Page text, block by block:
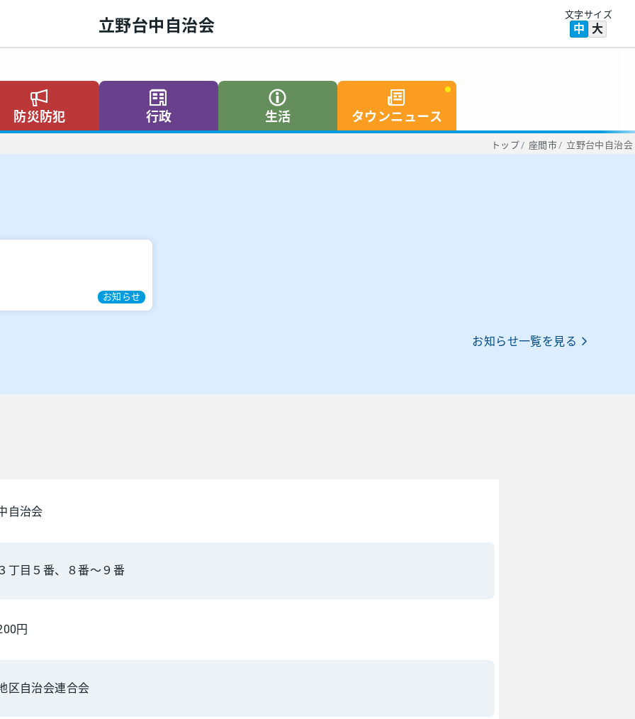
立野台中自治会
文字サイズ
中 大
防災防犯 行政 生活 タウンニュース
トップ/ 座間市/ 立野台中自治会
お知らせ
お知らせ一覧を見る
自治会
丁目５番、８番～９番
円
区自治会連合会